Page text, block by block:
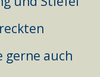
gerne auch